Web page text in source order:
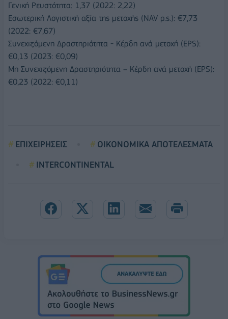
Γενική Ρευστότητα: 1,37 (2022: 2,22)
Εσωτερική Λογιστική αξία της μετοχής (NAV p.s.): €7,73
(2022: €7,67)
Συνεχιζόμενη Δραστηριότητα - Κέρδη ανά μετοχή (EPS):
€0,13 (2023: €0,09)
Μη Συνεχιζόμενη Δραστηριότητα – Κέρδη ανά μετοχή (EPS):
€0,23 (2022: €0,11)
ΕΠΙΧΕΙΡΗΣΕΙΣ
ΟΙΚΟΝΟΜΙΚΑ ΑΠΟΤΕΛΕΣΜΑΤΑ
INTERCONTINENTAL